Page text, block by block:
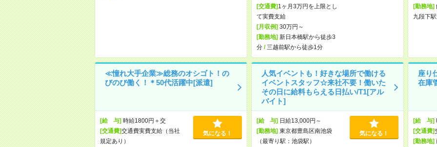
[交通費]1ヶ月3万円を上限とし
て実費支給
[月収例]30万円～
[勤務地]新日本橋駅から徒歩3
分/ 三越前駅から徒歩1分
[勤務地]
九段下
≪憧れ大手企業≫総務のオシゴト！の
びのび働く！＊50代活躍中[派遣]
[給 与]時給1800円＋交
[交通費]交通費実費支給（当社
規定あり）
気になる！
人気イベントも！好きな場所で働ける
イベントスタッフ☆来社不要！働いた
その日に給料もらえる日払い/T1[アル
バイト]
[給 与]日給13,000円～
[勤務地]東京都豊島区南池袋
（最寄り駅：池袋駅）
気になる！
座り
在庫
[給 与]
[交通費]
[勤務地]